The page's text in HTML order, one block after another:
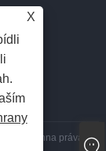
Všechna práva
X